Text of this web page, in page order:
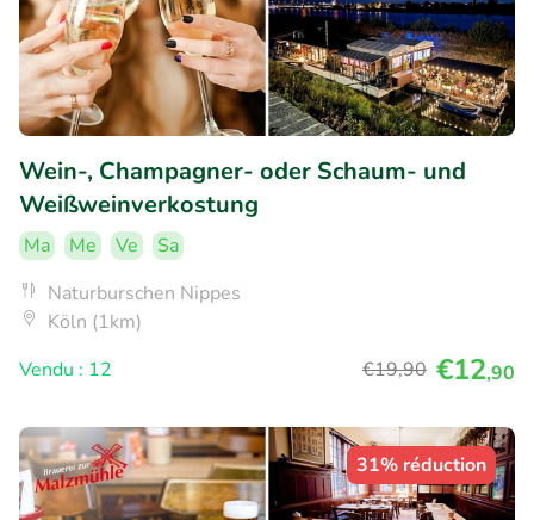
Wein-, Champagner- oder Schaum- und
Weißweinverkostung
Ma Me Ve
Sa
Naturburschen Nippes
Köln (1km)
Vendu : 12
€19,90 €12,90
31% réduction